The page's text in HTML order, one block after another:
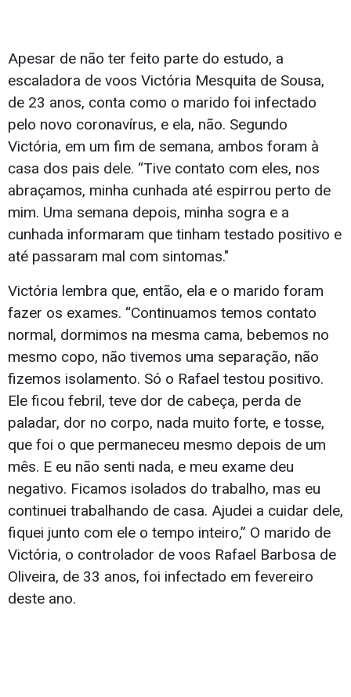
Apesar de não ter feito parte do estudo, a
escaladora de voos Victória Mesquita de Sousa,
de 23 anos, conta como o marido foi infectado
pelo novo coronavírus, e ela, não. Segundo
Victória, em um fim de semana, ambos foram à
casa dos pais dele. “Tive contato com eles, nos
abraçamos, minha cunhada até espirrou perto de
mim. Uma semana depois, minha sogra e a
cunhada informaram que tinham testado positivo e
até passaram mal com sintomas."
Victória lembra que, então, ela e o marido foram
fazer os exames. “Continuamos temos contato
normal, dormimos na mesma cama, bebemos no
mesmo copo, não tivemos uma separação, não
fizemos isolamento. Só o Rafael testou positivo.
Ele ficou febril, teve dor de cabeça, perda de
paladar, dor no corpo, nada muito forte, e tosse,
que foi o que permaneceu mesmo depois de um
mês. E eu não senti nada, e meu exame deu
negativo. Ficamos isolados do trabalho, mas eu
continuei trabalhando de casa. Ajudei a cuidar dele,
fiquei junto com ele o tempo inteiro,” O marido de
Victória, o controlador de voos Rafael Barbosa de
Oliveira, de 33 anos, foi infectado em fevereiro
deste ano.